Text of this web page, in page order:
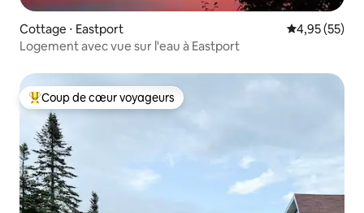
Cottage ⋅ Eastport Évaluation
4,95 (55)
Logement avec vue sur l'eau à Eastport
Coups de cœur voyageurs les plus appréciés
Coup de cœur voyageurs